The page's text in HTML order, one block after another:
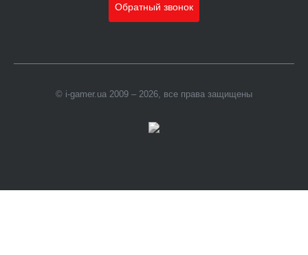
Обратный звонок
© i-gamer.ua 2009 – 2026, все права защищены